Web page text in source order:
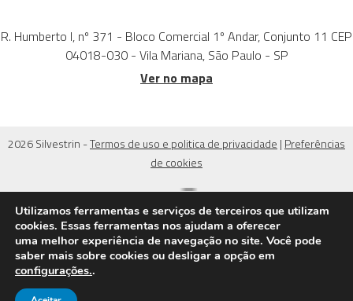
R. Humberto I, nº 371 - Bloco Comercial 1º Andar, Conjunto 11 CEP
04018-030 - Vila Mariana, São Paulo - SP
Ver no mapa
2026 Silvestrin -Termos de uso e politica de privacidade | Preferências
de cookies
Utilizamos ferramentas e serviços de terceiros que utilizam
cookies. Essas ferramentas nos ajudam a oferecer
uma melhor experiência de navegação no site. Você pode
saber mais sobre cookies ou desligar a opção em
configurações..